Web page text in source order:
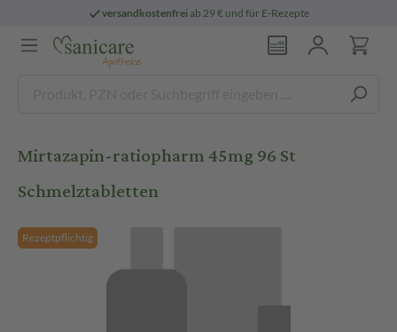
versandkostenfreiab 29 € und für E-Rezepte
Mirtazapin-ratiopharm 45mg 96 St
Schmelztabletten
Rezeptpflichtig